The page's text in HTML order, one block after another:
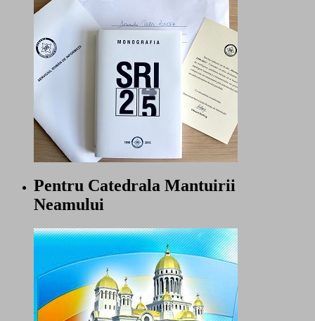
Pentru Catedrala Mantuirii
Neamului